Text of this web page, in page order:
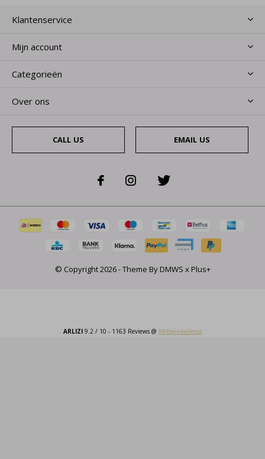
Klantenservice
Mijn account
Categorieën
Over ons
CALL US EMAIL US
© Copyright2026- Theme ByDMWS xPlus+
ARLIZI9.2/ 10 - 1163 Reviews @ Webwinkelkeur